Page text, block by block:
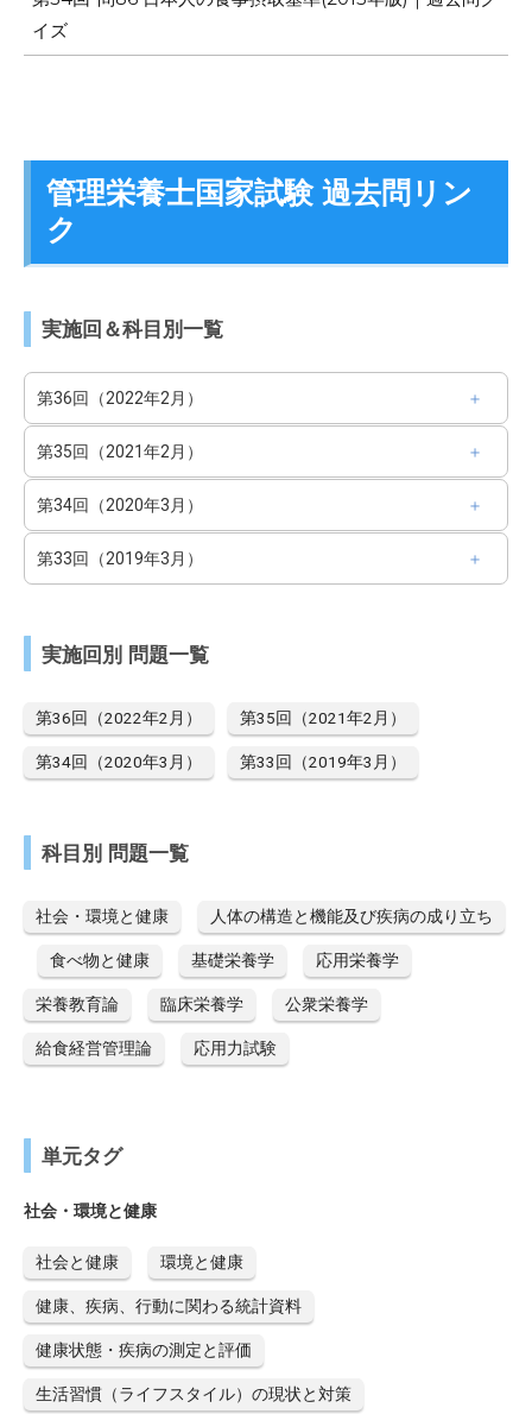
イズ
管理栄養士国家試験 過去問リン
ク
実施回＆科目別一覧
第36回（2022年2月）
第35回（2021年2月）
第34回（2020年3月）
第33回（2019年3月）
実施回別 問題一覧
第36回（2022年2月） 第35回（2021年2月）
第34回（2020年3月） 第33回（2019年3月）
科目別 問題一覧
社会・環境と健康 人体の構造と機能及び疾病の成り立ち
食べ物と健康 基礎栄養学 応用栄養学
栄養教育論 臨床栄養学 公衆栄養学
給食経営管理論 応用力試験
単元タグ
社会・環境と健康
社会と健康 環境と健康
健康、疾病、行動に関わる統計資料
健康状態・疾病の測定と評価
生活習慣（ライフスタイル）の現状と対策